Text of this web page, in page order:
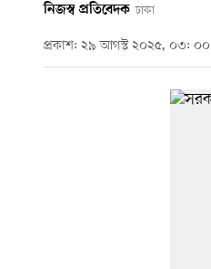
নিজস্ব প্রতিবেদক ঢাকা
প্রকাশ: ২৯ আগস্ট ২০২৫, ০৩: ০০